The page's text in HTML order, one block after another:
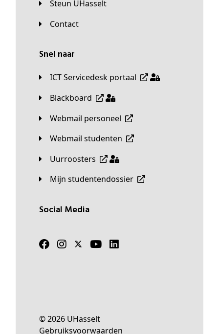
Steun UHasselt
Contact
Snel naar
ICT Servicedesk portaal
Blackboard
Webmail personeel
Webmail studenten
Uurroosters
Mijn studentendossier
Social Media
© 2026 UHasselt
Gebruiksvoorwaarden